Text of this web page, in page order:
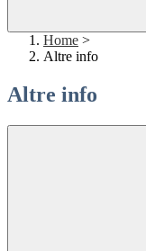
Home >
Altre info
Altre info